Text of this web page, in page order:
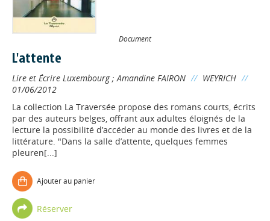
Document
L'attente
Lire et Écrire Luxembourg; Amandine FAIRON // WEYRICH //
01/06/2012
La collection La Traversée propose des romans courts, écrits
par des auteurs belges, offrant aux adultes éloignés de la
lecture la possibilité d’accéder au monde des livres et de la
littérature. "Dans la salle d’attente, quelques femmes
pleuren[...]
Ajouter au panier
Réserver